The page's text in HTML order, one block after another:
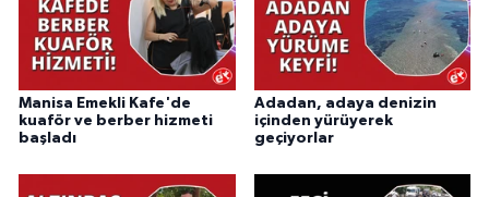
Manisa Emekli Kafe'de
kuaför ve berber hizmeti
başladı
Adadan, adaya denizin
içinden yürüyerek
geçiyorlar